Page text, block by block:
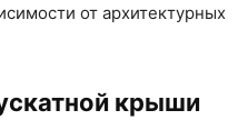
от архитектурных
крыши